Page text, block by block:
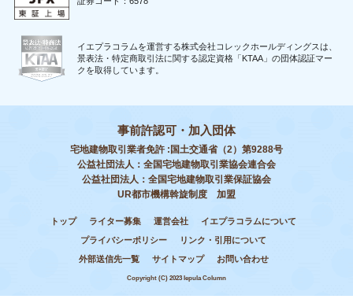
イエプラコラムを運営する株式会社コレックホールディングスは、
景表法・特定商取引法に関する認定資格「KTAA」の団体認証マー
クを取得しています。
事前許認可・加入団体
宅地建物取引業者免許 :国土交通省（2）第9288号
公益社団法人：全国宅地建物取引業協会連合会
公益社団法人：全国宅地建物取引業保証協会
UR都市機構斡旋制度 加盟
トップ ライター募集 運営会社
イエプラコラムについて
プライバシーポリシー
リンク・引用について
外部送信先一覧
サイトマップ お問い合わせ
Copyright (C) 2023 Iepula Column